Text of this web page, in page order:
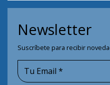
Newsletter
Suscríbete para recibir